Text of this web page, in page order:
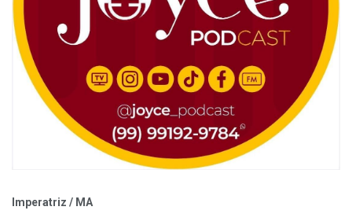
Imperatriz / MA